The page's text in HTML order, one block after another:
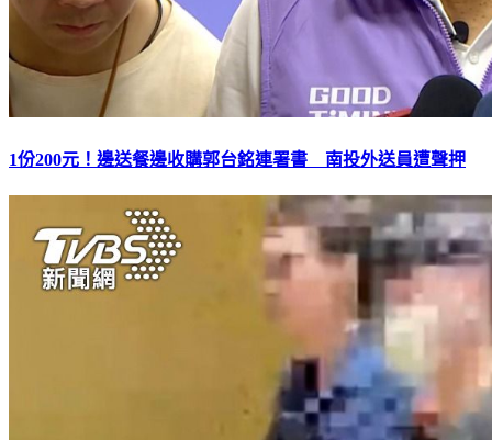
1份200元！邊送餐邊收購郭台銘連署書 南投外送員遭聲押